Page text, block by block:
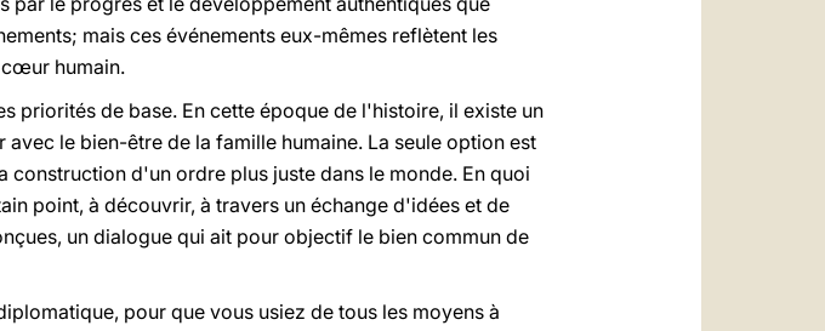
mais ces événements eux-mêmes reflètent les
humain.
priorités de base. En cette époque de l'histoire, il existe un
le bien-être de la famille humaine. La seule option est
d'un ordre plus juste dans le monde. En quoi
point, à découvrir, à travers un échange d'idées et de
un dialogue qui ait pour objectif le bien commun de
pour que vous usiez de tous les moyens à